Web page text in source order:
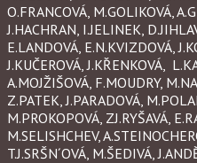
O.FRANCOVÁ, M.GOLIKOVÁ,
J.HACHRAN, I.JELINEK,
E.LANDOVÁ, E.N.KVIZDOVÁ,
J.KUČEROVÁ, J.KŘENKOVÁ,
A.MOJŽIŠOVÁ, F.MOUDRY,
Z.PATEK, J.PARADOVÁ,
M.PROKOPOVÁ, ZJ.RYŠAVÁ,
M.SELISHCHEV,
T.J.SRŠN´OVÁ, M.ŠEDIVÁ,